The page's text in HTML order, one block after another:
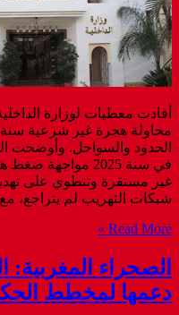
الحدود والسواحل. وأوضحت
في سنة 2025
غير مستقرة وتنطوي على
شبكات التهريب لم يتراجع، مع تفكيك
Read More »
الصحراء المغربية:
دعمها لمخطط